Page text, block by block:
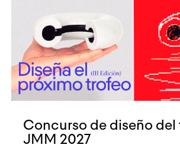
Concurso de diseño del
JMM 2027